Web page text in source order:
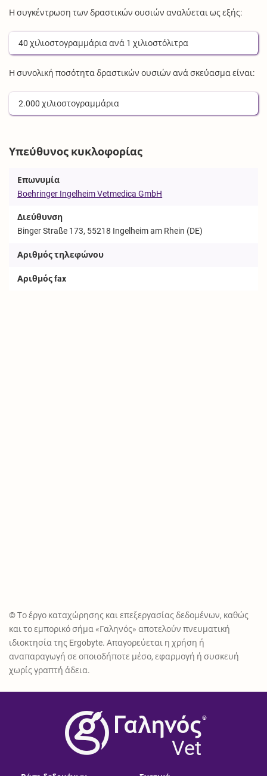
Η συγκέντρωση των δραστικών ουσιών αναλύεται ως εξής:
40 χιλιοστογραμμάριαανά 1 χιλιοστόλιτρα
Η συνολική ποσότητα δραστικών ουσιών ανά σκεύασμα είναι:
2.000 χιλιοστογραμμάρια
Υπεύθυνος κυκλοφορίας
Επωνυμία
Boehringer Ingelheim Vetmedica GmbH
Διεύθυνση
Binger Straße 173, 55218 Ingelheim am Rhein (DE)
Αριθμός τηλεφώνου
Αριθμός fax
© Το έργο καταχώρησης και επεξεργασίας δεδομένων, καθώς
και το εμπορικό σήμα «Γαληνός» αποτελούν πνευματική
ιδιοκτησία της Ergobyte. Απαγορεύεται η χρήση ή
αναπαραγωγή σε οποιοδήποτε μέσο, εφαρμογή ή συσκευή
χωρίς γραπτή άδεια.
®
Vet